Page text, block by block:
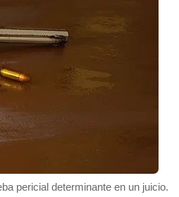
pericial determinante en un juicio.